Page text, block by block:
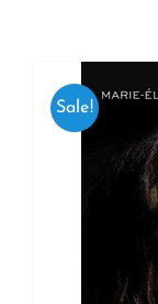
Sale!